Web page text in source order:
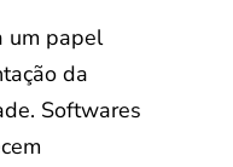
um papel
da
Softwares